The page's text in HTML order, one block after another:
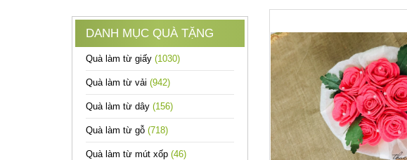
DANH MỤC QUÀ TẶNG
Quà làm từ giấy (1030)
Quà làm từ vải (942)
Quà làm từ dây (156)
Quà làm từ gỗ (718)
Quà làm từ mút xốp (46)